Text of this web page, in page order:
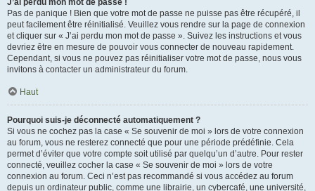
J’ai perdu mon mot de passe !
Pas de panique ! Bien que votre mot de passe ne puisse pas être récupéré, il
peut facilement être réinitialisé. Veuillez vous rendre sur la page de connexion
et cliquer sur « J’ai perdu mon mot de passe ». Suivez les instructions et vous
devriez être en mesure de pouvoir vous connecter de nouveau rapidement.
Cependant, si vous ne pouvez pas réinitialiser votre mot de passe, nous vous
invitons à contacter un administrateur du forum.
Haut
Pourquoi suis-je déconnecté automatiquement ?
Si vous ne cochez pas la case « Se souvenir de moi » lors de votre connexion
au forum, vous ne resterez connecté que pour une période prédéfinie. Cela
permet d’éviter que votre compte soit utilisé par quelqu’un d’autre. Pour rester
connecté, veuillez cocher la case « Se souvenir de moi » lors de votre
connexion au forum. Ceci n’est pas recommandé si vous accédez au forum
depuis un ordinateur public, comme une librairie, un cybercafé, une université,